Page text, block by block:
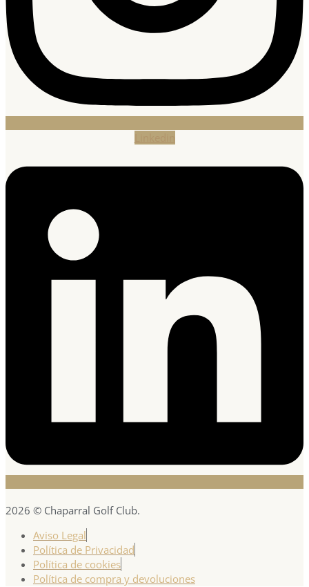
2026 © Chaparral Golf Club.
Aviso Legal
Política de Privacidad
Política de cookies
Política de compra y devoluciones